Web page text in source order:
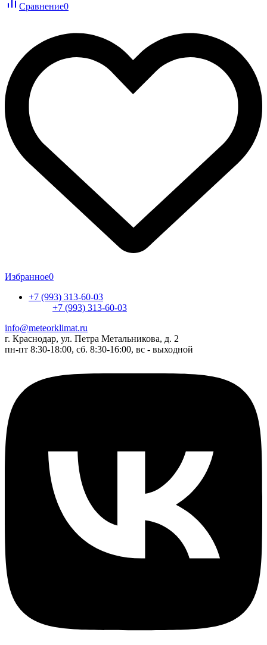
Сравнение0
Избранное0
+7 (993) 313-60-03
+7 (993) 313-60-03
info@meteorklimat.ru
г. Краснодар, ул. Петра Метальникова, д. 2
пн-пт 8:30-18:00, сб. 8:30-16:00, вс - выходной